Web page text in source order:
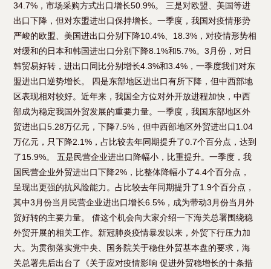
34.7%，市场采购方式出口增长50.9%。 三是对欧盟、美国等进
出口下降，但对东盟进出口保持增长。一季度，我国对疫情形势
严峻的欧盟、美国进出口分别下降10.4%、18.3%，对疫情形势相
对缓和的日本和韩国进出口分别下降8.1%和5.7%。3月份，对日
韩贸易好转，进出口同比分别增长4.3%和3.4%，一季度我们对东
盟进出口逆势增长。 四是东部地区进出口有所下降，但中西部地
区表现相对较好。近年来，我国全方位对外开放进程加快，中西
部成为稳定我国外贸发展的重要力量。一季度，我国东部地区外
贸进出口5.28万亿元，下降7.5%，但中西部地区外贸进出口1.04
万亿元，只下降2.1%，占比较去年同期提升了0.7个百分点，达到
了15.9%。 五是民营企业进出口降幅小，比重提升。一季度，我
国民营企业外贸进出口下降2%，比整体降幅小了4.4个百分点，
呈现出更强的抗风险能力。占比较去年同期提升了1.9个百分点，
其中3月份当月民营企业进出口增长6.5%，成为带动3月份当月外
贸好转的主要力量。 借这个机会向大家介绍一下海关总署围绕稳
外贸开展的相关工作。新冠肺炎疫情暴发以来，外贸下行压力加
大。为贯彻落实党中央、国务院关于稳住外贸基本盘的要求，海
关总署先后出台了《关于应对疫情影响 促进外贸稳增长的十条措